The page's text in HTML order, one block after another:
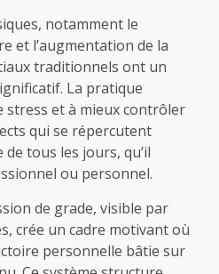
notamment le
et l’augmentation de la
traditionnels ont un
La pratique
stress et à mieux contrôler
qui se répercutent
tous les jours, qu’il
ou personnel.
de grade, visible par
crée un cadre motivant où
personnelle bâtie sur